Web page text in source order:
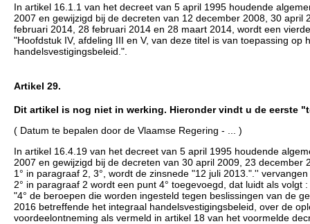
In artikel 16.1.1 van het decreet van 5 april 1995 houdende
2007 en gewijzigd bij de decreten van 12 december 2008, 30
februari 2014, 28 februari 2014 en 28 maart 2014, wordt een
"Hoofdstuk IV, afdeling III en V, van deze titel is van toepassing
handelsvestigingsbeleid.".
Artikel 29.
Dit artikel is nog niet in werking. Hieronder vindt u de eerste
( Datum te bepalen door de Vlaamse Regering - ... )
In artikel 16.4.19 van het decreet van 5 april 1995 houdende
2007 en gewijzigd bij de decreten van 30 april 2009, 23
1° in paragraaf 2, 3°, wordt de zinsnede "12 juli 2013.".''
2° in paragraaf 2 wordt een punt 4° toegevoegd, dat luidt als volgt :
"4° de beroepen die worden ingesteld tegen beslissingen van de
2016 betreffende het integraal handelsvestigingsbeleid, over de
voordeelontneming als vermeld in artikel 18 van het voormelde